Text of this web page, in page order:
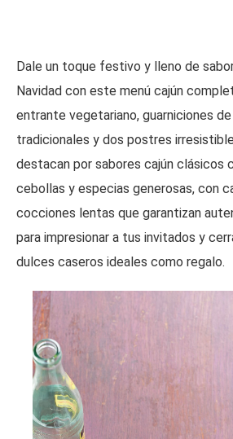
Dale un toque festivo y lleno de
Navidad con este menú cajún
entrante vegetariano, guarniciones
tradicionales y dos postres
destacan por sabores cajún clásicos
cebollas y especias generosas, con
cocciones lentas que garantizan
para impresionar a tus invitados y
dulces caseros ideales como regalo.